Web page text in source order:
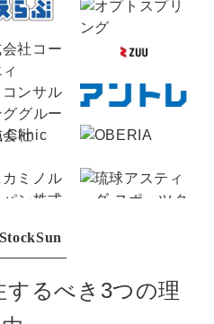
するべき3つの理